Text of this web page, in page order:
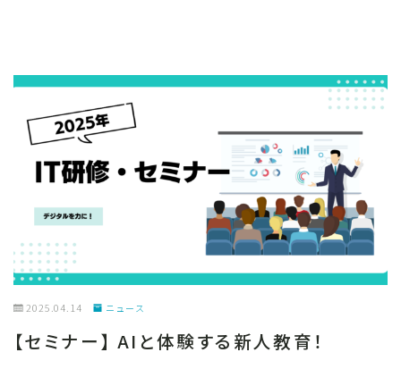
2025.04.14 ニュース
【セミナー】 AIと体験する新人教育！